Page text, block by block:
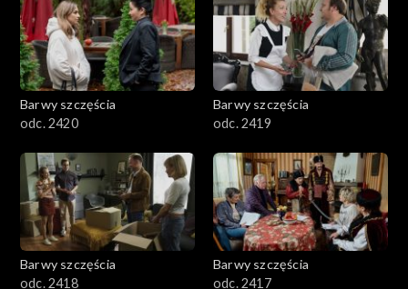
Barwy szczęścia
odc. 2420
Barwy szczęścia
odc. 2419
Barwy szczęścia
odc. 2418
Barwy szczęścia
odc. 2417